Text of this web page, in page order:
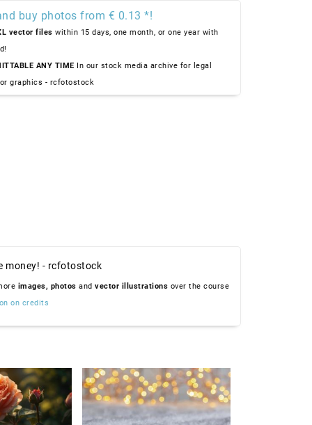
buy photos from € 0.13 *!
vector files within 15 days, one month, or one year with
ANY TIME In our stock media archive for legal
graphics - rcfotostock
money! - rcfotostock
images, photos and vector illustrations over the course
on credits